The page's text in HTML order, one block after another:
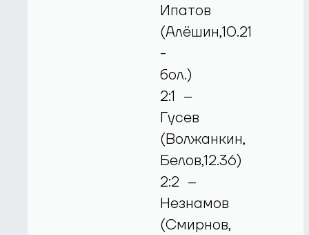
Ипатов
(Алёшин,10.21
-
бол.)
2:1 –
Гусев
(Волжанкин,
Белов,12.36)
2:2 –
Незнамов
(Смирнов,